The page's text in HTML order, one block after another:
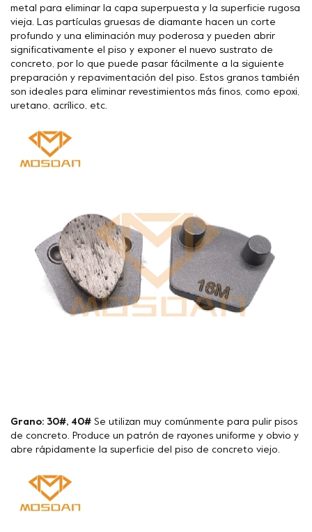
metal para eliminar la capa superpuesta y la superficie rugosa
vieja. Las partículas gruesas de diamante hacen un corte
profundo y una eliminación muy poderosa y pueden abrir
significativamente el piso y exponer el nuevo sustrato de
concreto, por lo que puede pasar fácilmente a la siguiente
preparación y repavimentación del piso. Estos granos también
son ideales para eliminar revestimientos más finos, como epoxi,
uretano, acrílico, etc.
Grano: 30#, 40# Se utilizan muy comúnmente para pulir pisos
de concreto. Produce un patrón de rayones uniforme y obvio y
abre rápidamente la superficie del piso de concreto viejo.